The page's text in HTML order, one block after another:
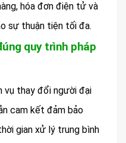
hóa đơn điện tử và
sự thuận tiện tối đa.
quy trình pháp
vụ thay đổi người đại
cam kết đảm bảo
gian xử lý trung bình